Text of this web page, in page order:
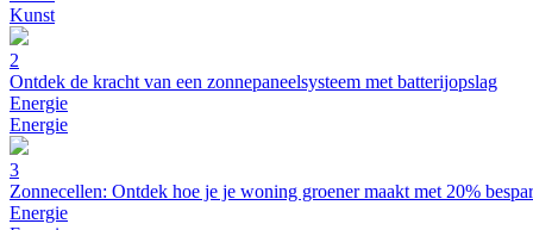
Kunst
2
Ontdek de kracht van een zonnepaneelsysteem met batterijopslag
Energie
Energie
3
Zonnecellen: Ontdek hoe je je woning groener maakt met 20%
Energie